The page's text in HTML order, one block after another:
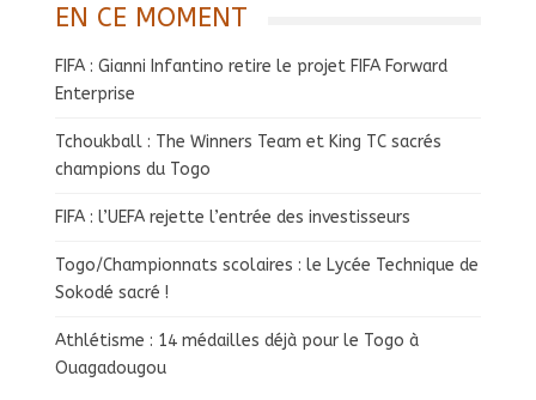
EN CE MOMENT
FIFA : Gianni Infantino retire le projet FIFA Forward
Enterprise
Tchoukball : The Winners Team et King TC sacrés
champions du Togo
FIFA : l’UEFA rejette l’entrée des investisseurs
Togo/Championnats scolaires : le Lycée Technique de
Sokodé sacré !
Athlétisme : 14 médailles déjà pour le Togo à
Ouagadougou